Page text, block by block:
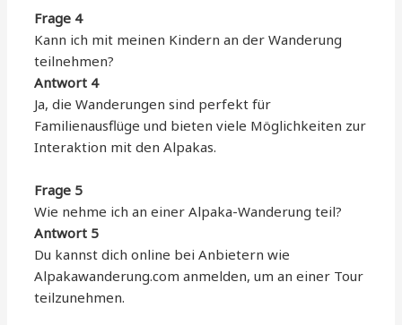
Frage 4
Kann ich mit meinen Kindern an der Wanderung
teilnehmen?
Antwort 4
Ja, die Wanderungen sind perfekt für
Familienausflüge und bieten viele Möglichkeiten zur
Interaktion mit den Alpakas.
Frage 5
Wie nehme ich an einer Alpaka-Wanderung teil?
Antwort 5
Du kannst dich online bei Anbietern wie
Alpakawanderung.com anmelden, um an einer Tour
teilzunehmen.